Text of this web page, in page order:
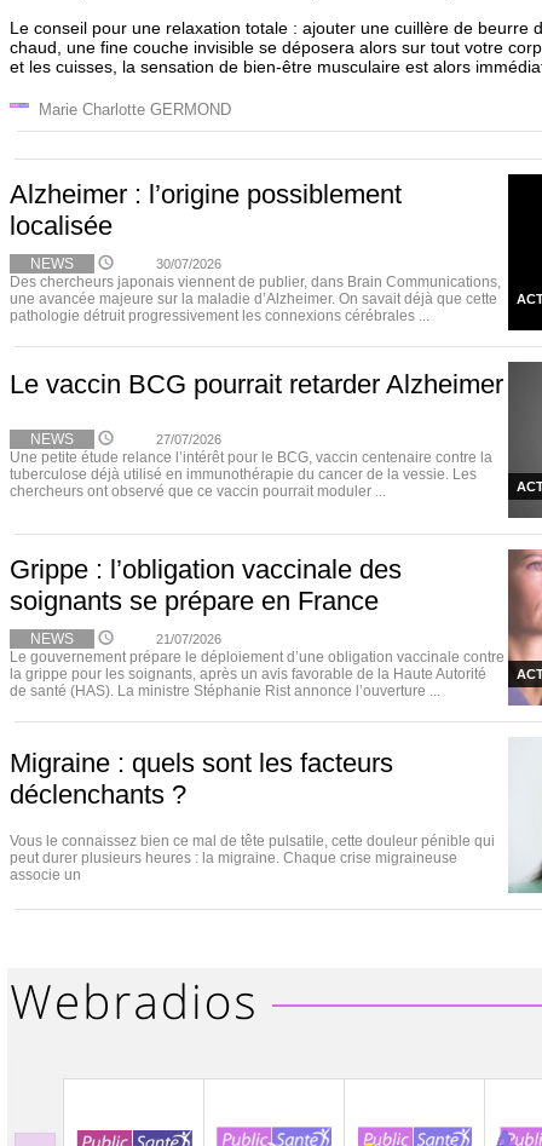
Le conseil pour une relaxation totale : ajouter une cuillère de beurre
chaud, une fine couche invisible se déposera alors sur tout votre
et les cuisses, la sensation de bien-être musculaire est alors
Marie Charlotte GERMOND
Alzheimer : l’origine possiblement
localisée
NEWS 30/07/2026
Des chercheurs japonais viennent de publier, dans Brain Communications,
une avancée majeure sur la maladie d’Alzheimer. On savait déjà que cette
pathologie détruit progressivement les connexions cérébrales ...
Le vaccin BCG pourrait retarder Alzheimer
NEWS 27/07/2026
Une petite étude relance l’intérêt pour le BCG, vaccin centenaire contre la
tuberculose déjà utilisé en immunothérapie du cancer de la vessie. Les
chercheurs ont observé que ce vaccin pourrait moduler ...
Grippe : l’obligation vaccinale des
soignants se prépare en France
NEWS 21/07/2026
Le gouvernement prépare le déploiement d’une obligation vaccinale contre
la grippe pour les soignants, après un avis favorable de la Haute Autorité
de santé (HAS). La ministre Stéphanie Rist annonce l’ouverture ...
Migraine : quels sont les facteurs
déclenchants ?
Vous le connaissez bien ce mal de tête pulsatile, cette douleur pénible qui
peut durer plusieurs heures : la migraine. Chaque crise migraineuse
associe un